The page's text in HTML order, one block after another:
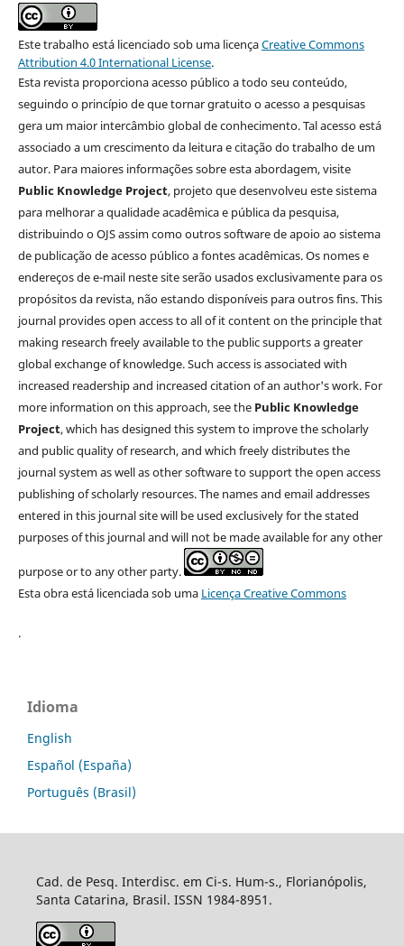
Este trabalho está licenciado sob uma licençaCreative Commons
Attribution 4.0 International License.
Esta revista proporciona acesso público a todo seu conteúdo,
seguindo o princípio de que tornar gratuito o acesso a pesquisas
gera um maior intercâmbio global de conhecimento. Tal acesso está
associado a um crescimento da leitura e citação do trabalho de um
autor. Para maiores informações sobre esta abordagem, visite
Public Knowledge Project, projeto que desenvolveu este sistema
para melhorar a qualidade acadêmica e pública da pesquisa,
distribuindo o OJS assim como outros software de apoio ao sistema
de publicação de acesso público a fontes acadêmicas. Os nomes e
endereços de e-mail neste site serão usados exclusivamente para os
propósitos da revista, não estando disponíveis para outros fins. This
journal provides open access to all of it content on the principle that
making research freely available to the public supports a greater
global exchange of knowledge. Such access is associated with
increased readership and increased citation of an author's work. For
more information on this approach, see the Public Knowledge
Project, which has designed this system to improve the scholarly
and public quality of research, and which freely distributes the
journal system as well as other software to support the open access
publishing of scholarly resources. The names and email addresses
entered in this journal site will be used exclusively for the stated
purposes of this journal and will not be made available for any other
purpose or to any other party.
Esta obra está licenciada sob uma Licença Creative Commons
.
Idioma
English
Español (España)
Português (Brasil)
Cad. de Pesq. Interdisc. em Ci-s. Hum-s., Florianópolis,
Santa Catarina, Brasil. ISSN 1984-8951.